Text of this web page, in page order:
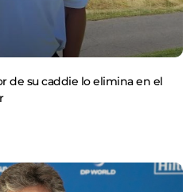
de su caddie lo elimina en el